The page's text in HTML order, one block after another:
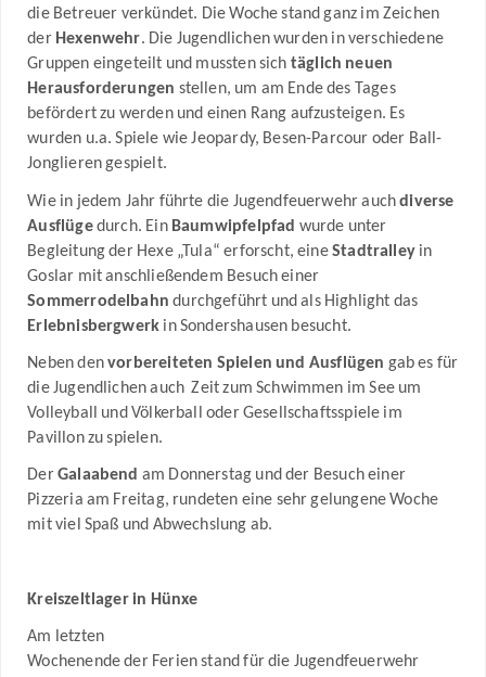
die Betreuer verkündet. Die Woche stand ganz im Zeichen
der Hexenwehr. Die Jugendlichen wurden in verschiedene
Gruppen eingeteilt und mussten sich täglich neuen
Herausforderungen stellen, um am Ende des Tages
befördert zu werden und einen Rang aufzusteigen. Es
wurden u.a. Spiele wie Jeopardy, Besen-Parcour oder Ball-
Jonglieren gespielt.
Wie in jedem Jahr führte die Jugendfeuerwehr auchdiverse
Ausflügedurch. Ein Baumwipfelpfad wurde unter
Begleitung der Hexe „Tula“ erforscht, eineStadtralley in
Goslar mit anschließendem Besuch einer
Sommerrodelbahn durchgeführt und als Highlight das
Erlebnisbergwerk in Sondershausen besucht.
Neben denvorbereiteten Spielen und Ausflügen gab es für
die Jugendlichen auch Zeit zum Schwimmen im See um
Volleyball und Völkerball oder Gesellschaftsspiele im
Pavillon zu spielen.
DerGalaabend am Donnerstag und der Besuch einer
Pizzeria am Freitag, rundeten eine sehr gelungene Woche
mit viel Spaß und Abwechslung ab.
Kreiszeltlager in Hünxe
Am letzten
Wochenende der Ferien stand für die Jugendfeuerwehr